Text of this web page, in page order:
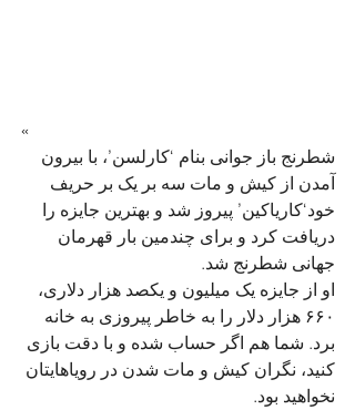
«
شطرنج باز جوانی بنام ‘کارلسن’، با بیرون
آمدن از کیش و مات سه بر یک بر حریف
خود‘کاریاکین’ پیروز شد و بهترین جایزه را
دریافت کرد و برای چندمین بار قهرمان
جهانی شطرنج شد.
او از جایزه یک میلیون و یکصد هزار دلاری،
۶۶۰ هزار دلار را به خاطر پیروزی به خانه
برد. شما هم اگر حساب شده و با دقت بازی
کنید، نگران کیش و ‌مات شدن در رویاهایتان
نخواهید بود.